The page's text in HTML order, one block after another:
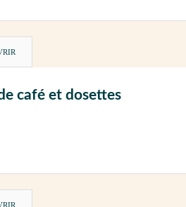
café et dosettes